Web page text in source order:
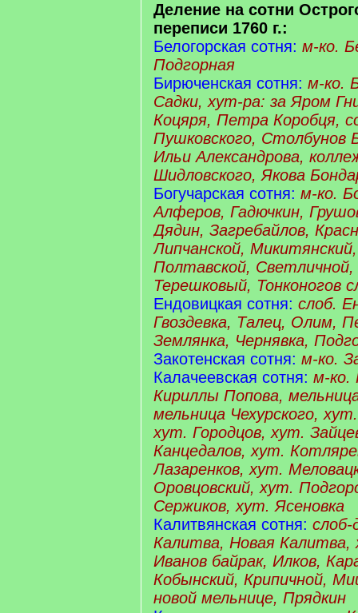
Деление на сотни
переписи 1760 г.:
Белогорская сотня: м-ко.
Подгорная
Бирюченская сотня: м-ко.
Садки, хут-ра: за Яром
Коцяря, Петра Коробця,
Пушковского, Столбунов
Ильи Александрова,
Шидловского, Якова
Богучарская сотня: м-ко.
Алферов, Гадючкин,
Дядин, Загребайлов,
Липчанской,
Полтавской, Светличной,
Терешковый, Тонконогов
Ендовицкая сотня: слоб.
Гвоздевка, Талец, Олим,
Землянка, Чернявка,
Закотенская сотня: м-ко.
Калачеевская сотня: м-ко.
Кириллы Попова,
мельница Чехурского,
хут. Городцов, хут.
Канцедалов, хут.
Лазаренков, хут.
Оровцовский, хут.
Сержиков, хут. Ясеновка
Калитвянская сотня:
Калитва, Новая Калитва,
Иванов байрак, Илков,
Кобынский, Крипичной,
новой мельнице, Прядкин